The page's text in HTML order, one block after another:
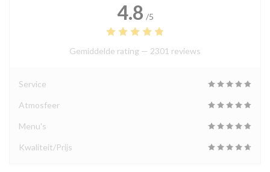
4.8 /5
Gemiddelde rating — 2301 reviews
Service
Atmosfeer
Menu's
Kwaliteit/Prijs